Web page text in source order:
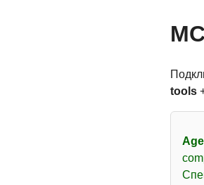
tools